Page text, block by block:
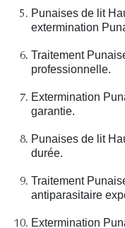
Punaises de lit
extermination
Traitement
professionnelle.
Extermination
garantie.
Punaises de lit
durée.
Traitement
antiparasitaire
Extermination